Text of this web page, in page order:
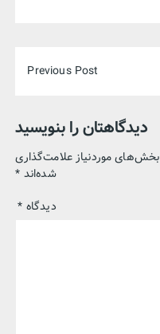
Previous Post
دیدگاهتان را بنویسید
بخش‌های موردنیاز علامت‌گذاری
شده‌اند *
دیدگاه *